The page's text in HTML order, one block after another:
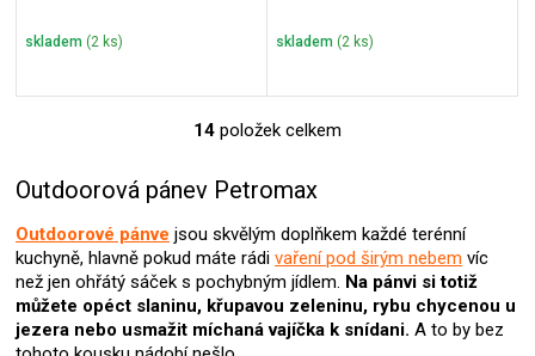
skladem (2 ks) skladem (2 ks)
O
l
d
a
c
í
p
r
14 položek celkem
Outdoorová pánev Petromax
Outdoorové pánve jsou skvělým doplňkem každé terénní
kuchyně, hlavně pokud máte rádi vaření pod širým nebem víc
než jen ohřátý sáček s pochybným jídlem. Na pánvi si totiž
můžete opéct slaninu, křupavou zeleninu, rybu chycenou u
jezera nebo usmažit míchaná vajíčka k snídani. A to by bez